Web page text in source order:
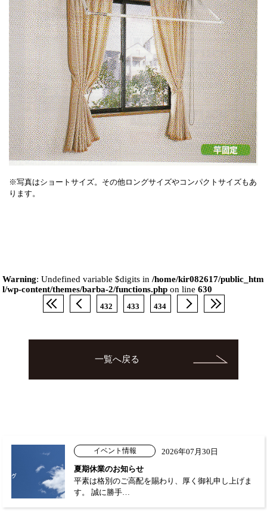
※写真はショートサイズ。その他ロングサイズやコンパクトサイズもあ
ります。
Warning: Undefined variable $digits in/home/kir082617/public_htm
l/wp-content/themes/barba-2/functions.php on line630
432 433 434
一覧へ戻る
イベント情報
2026年07月30日
夏期休業のお知らせ
平素は格別のご高配を賜わり、厚く御礼申し上げま
す。 誠に勝手…